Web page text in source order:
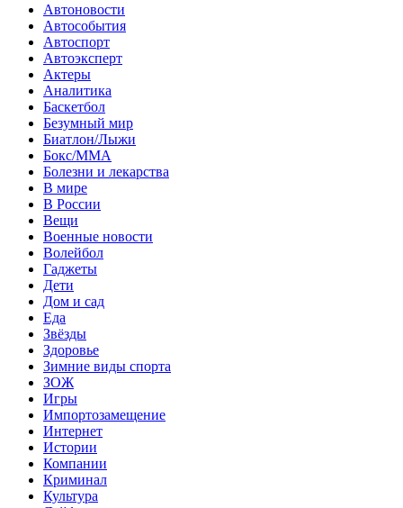
Автоновости
Автособытия
Автоспорт
Автоэксперт
Актеры
Аналитика
Баскетбол
Безумный мир
Биатлон/Лыжи
Бокс/MMA
Болезни и лекарства
В мире
В России
Вещи
Военные новости
Волейбол
Гаджеты
Дети
Дом и сад
Еда
Звёзды
Здоровье
Зимние виды спорта
ЗОЖ
Игры
Импортозамещение
Интернет
Истории
Компании
Криминал
Культура